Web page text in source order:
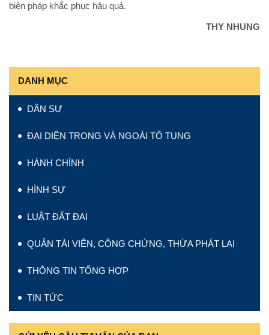
biện pháp khắc phục hậu quả.
THY NHUNG
DANH MỤC
DÂN SỰ
ĐẠI DIỆN TRONG VÀ NGOÀI TỐ TỤNG
HÀNH CHÍNH
HÌNH SỰ
LUẬT ĐẤT ĐAI
QUẢN TÀI VIÊN, CÔNG CHỨNG, THỪA PHÁT LẠI
THÔNG TIN TỔNG HỢP
TIN TỨC